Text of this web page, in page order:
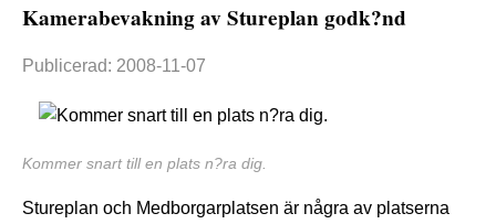
Kamerabevakning av Stureplan godk?nd
Publicerad: 2008-11-07
Kommer snart till en plats n?ra dig.
Stureplan och Medborgarplatsen är några av platserna